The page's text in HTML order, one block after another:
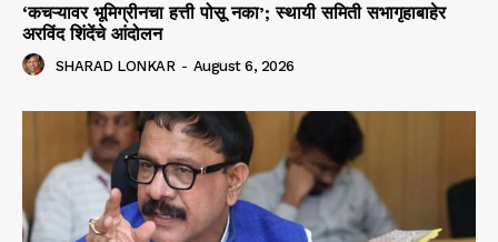
‘कचऱ्यावर भूमिग्रीनचा हत्ती पोसू नका’; स्थायी समिती सभागृहाबाहेर
अरविंद शिंदेंचे आंदोलन
SHARAD LONKAR - August 6, 2026